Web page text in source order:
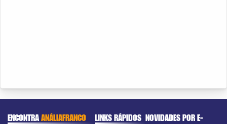
ENCONTRAANÁLIAFRANCO LINKS RÁPIDOS NOVIDADES POR E-